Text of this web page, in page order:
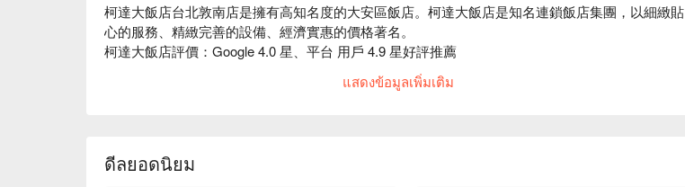
柯達大飯店台北敦南店是擁有高知名度的大安區飯店。柯達大飯店是知名連鎖飯店集團，以細緻貼
心的服務、精緻完善的設備、經濟實惠的價格著名。
柯達大飯店評價：Google 4.0 星、平台 用戶 4.9 星好評推薦
柯達大飯店推薦：距捷運六張梨站 10 分鐘路程，鄰近通化街、臨江街夜市及信義區的台北世貿中
心。館內擁有美麗的室內設計風格，提供典雅客房，讓旅客享受都會區中的寧靜綠意。
刻查看⬇︎
แสดงข้อมูลเพิ่มเติม
ดีลยอดนิยม